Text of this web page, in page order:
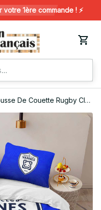
1ère commande ! ⚡️
De Couette Rugby Club
Club 03 Parure de lit
De Literie